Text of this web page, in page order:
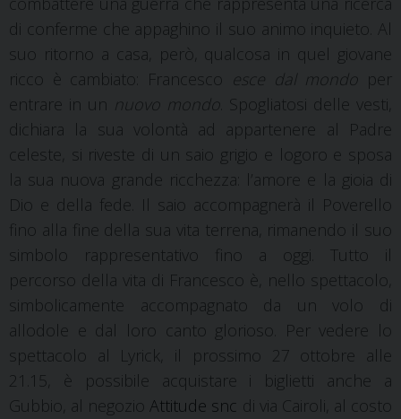
di conferme che appaghino il suo animo inquieto. Al
suo ritorno a casa, però, qualcosa in quel giovane
ricco è cambiato: Francesco esce dal mondo per
entrare in un nuovo mondo . Spogliatosi delle vesti,
dichiara la sua volontà ad appartenere al Padre
celeste, si riveste di un saio grigio e logoro e sposa
la sua nuova grande ricchezza: l’amore e la gioia di
Dio e della fede. Il saio accompagnerà il Poverello
fino alla fine della sua vita terrena, rimanendo il suo
simbolo rappresentativo fino a oggi. Tutto il
percorso della vita di Francesco è, nello spettacolo,
simbolicamente accompagnato da un volo di
allodole e dal loro canto glorioso. Per vedere lo
spettacolo al Lyrick, il prossimo 27 ottobre alle
21.15, è possibile acquistare i biglietti anche a
Gubbio, al negozioAttitude snc di via Cairoli, al costo